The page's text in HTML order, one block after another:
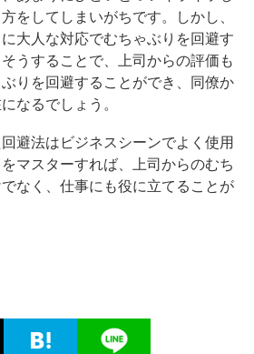
をしてしまいがちです。しかし、
大人な対応でむちゃぶりを回避す
うすることで、上司からの評価も
りを回避することができ、同僚か
なるでしょう。
避法はビジネスシーンでよく使用
マスターすれば、上司からのむち
なく、仕事にも役に立てることが